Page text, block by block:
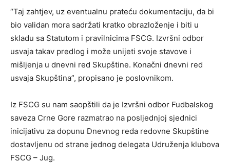
“Taj zahtjev, uz eventualnu prateću dokumentaciju, da bi
bio validan mora sadržati kratko obrazloženje i biti u
skladu sa Statutom i pravilnicima FSCG. Izvršni odbor
usvaja takav predlog i može unijeti svoje stavove i
mišljenja u dnevni red Skupštine. Konačni dnevni red
usvaja Skupština”, propisano je poslovnikom.
Iz FSCG su nam saopštili da je Izvršni odbor Fudbalskog
saveza Crne Gore razmatrao na posljednjoj sjednici
inicijativu za dopunu Dnevnog reda redovne Skupštine
dostavljenu od strane jednog delegata Udruženja klubova
FSCG – Jug.